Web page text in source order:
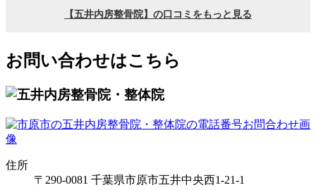
お問い合わせはこちら
住所
〒290-0081 千葉県市原市五井中央西1-21-1